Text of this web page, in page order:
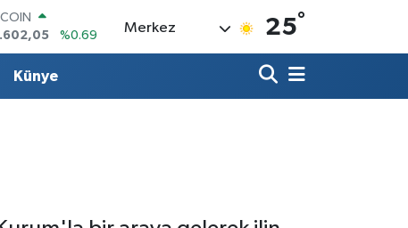
%0.06
%0.02
Merkez 25°
Künye